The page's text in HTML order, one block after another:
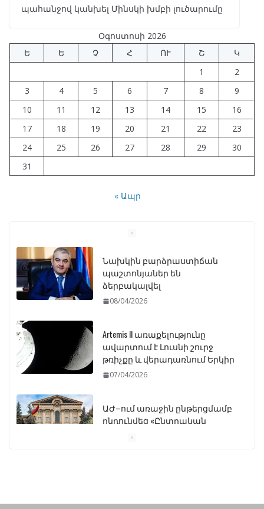
պահանջով կանխել Մինսկի խմբի լուծարումը
Օգոստոսի 2026
Ե
Ե Չ Հ ՈՒ Շ
Կ
1
2
3
4 5 6 7 8
9
10
11 12 13 14 15
16
17
18 19 20 21 22
23
24
25 26 27 28 29
30
31
« Ապր
Նախկին բարձրաստիճան
պաշտոնյաներ են
ձերբակալվել
08/04/2026
Artemis II առաքելությունը
ավարտում է Լուսնի շուրջ
թռիչքը և վերադառնում Երկիր
07/04/2026
ԱԺ–ում առաջին ընթերցմամբ
ընդունվեց «Ընտրական
կբողոքարկի Գարեգին